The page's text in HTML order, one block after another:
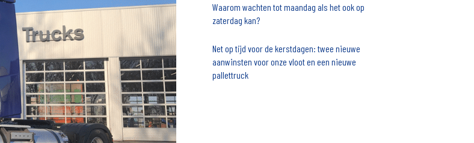
Waarom wachten tot maandag als het ook op
zaterdag kan?
Net op tijd voor de kerstdagen: twee nieuwe
aanwinsten voor onze vloot en een nieuwe
pallettruck